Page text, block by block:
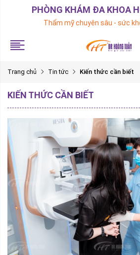
PHÒNG KHÁM ĐA KHOA
Thẩm mỹ chuyên sâu - sức
Trang chủ Tin tức Kiến thức cần biết
KIẾN THỨC CẦN BIẾT